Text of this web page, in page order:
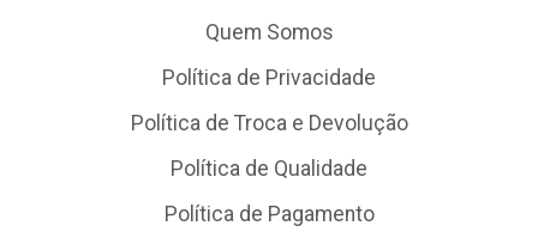
Quem Somos
Política de Privacidade
Política de Troca e Devolução
Política de Qualidade
Política de Pagamento